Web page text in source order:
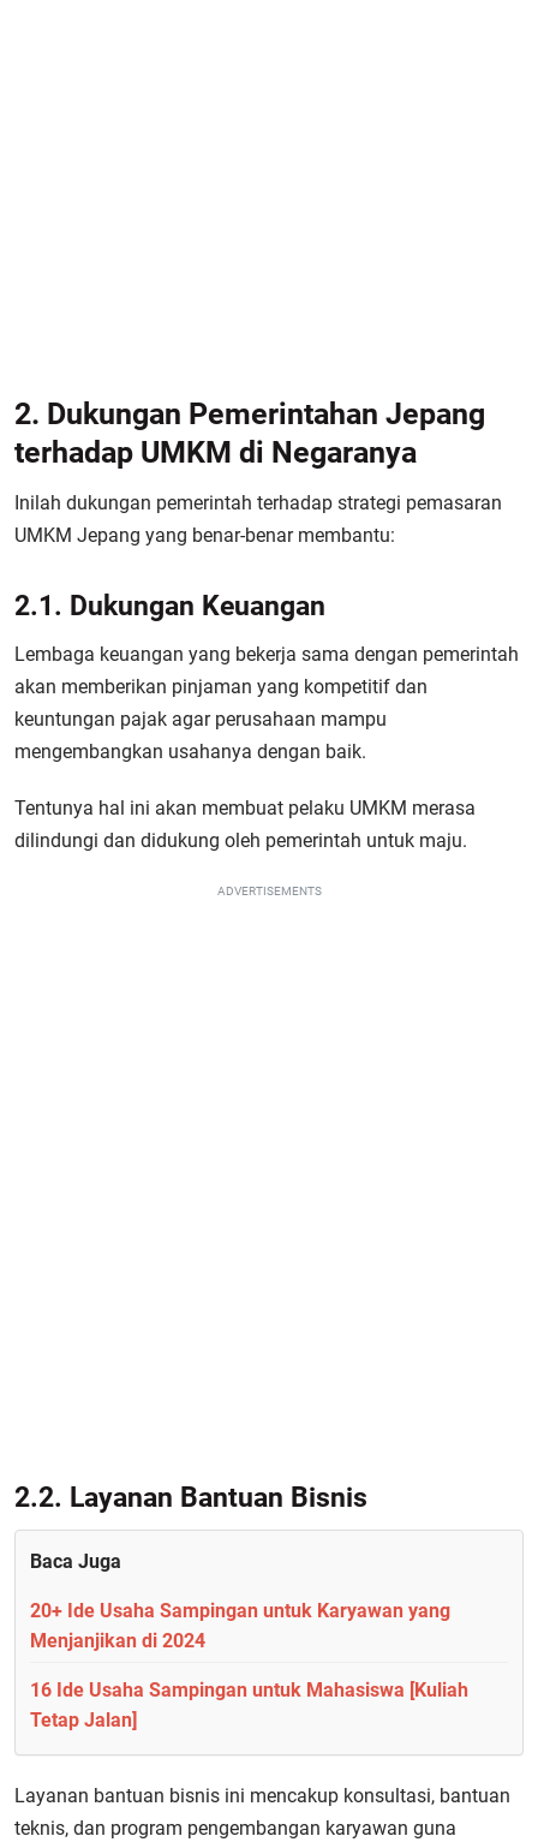
2. Dukungan Pemerintahan Jepang
terhadap UMKM di Negaranya
Inilah dukungan pemerintah terhadap strategi pemasaran
UMKM Jepang yang benar-benar membantu:
2.1. Dukungan Keuangan
Lembaga keuangan yang bekerja sama dengan pemerintah
akan memberikan pinjaman yang kompetitif dan
keuntungan pajak agar perusahaan mampu
mengembangkan usahanya dengan baik.
Tentunya hal ini akan membuat pelaku UMKM merasa
dilindungi dan didukung oleh pemerintah untuk maju.
ADVERTISEMENTS
2.2. Layanan Bantuan Bisnis
Baca Juga
20+ Ide Usaha Sampingan untuk Karyawan yang
Menjanjikan di 2024
16 Ide Usaha Sampingan untuk Mahasiswa [Kuliah
Tetap Jalan]
Layanan bantuan bisnis ini mencakup konsultasi, bantuan
teknis, dan program pengembangan karyawan guna